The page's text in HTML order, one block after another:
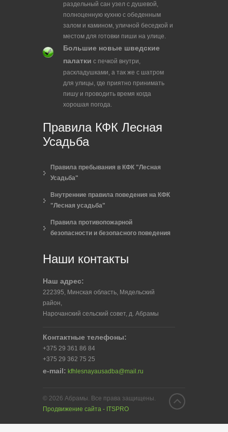
раздельный сан узел с душевой,
полноценную кухню с обеденным
залом и камином, уличной беседкой и
местом для готовки пиши на улице.
Большие новые шведские
палатки с печкой внутри,
раскладушками, а так же с шатром
для улицы, где приятно принимать
пишу и проводить время когда
хорошая погода.
Правила КФК Лесная
Усадьба
Правила пребывания в КФК "Лесная
Усадьба"
Внутренние правила поведения на КФК
"Лесная усадьба"
Правила противопожарной
безопасности и безопасного поведения
Наши контакты
Наш адрес:
222395, Минская область, Мядельский
район,
Нарочанский сельский совет, д. Абрамы
Контактные телефоны:
+375 29 361 86 84
+375 29 362 75 25
e-mail: kfhlesnayausadba@mail.ru
© 2026 Абрамы. Все права защищены.
Продвижение сайта - ITSPRO